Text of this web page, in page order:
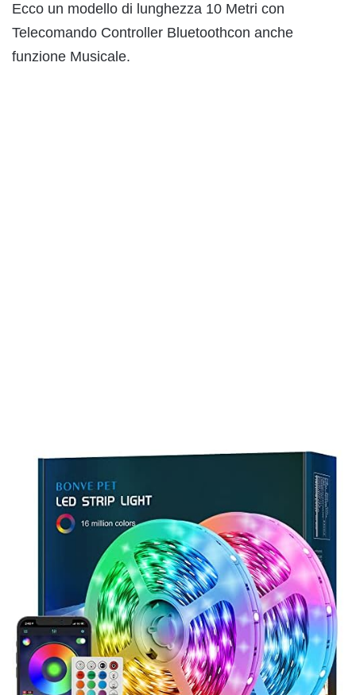
Ecco un modello di lunghezza 10 Metri con
Telecomando Controller Bluetoothcon anche
funzione Musicale.